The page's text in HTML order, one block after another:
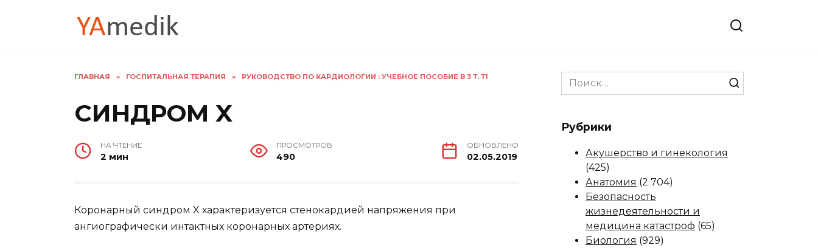
ГЛАВНАЯ » ГОСПИТАЛЬНАЯ ТЕРАПИЯ » РУКОВОДСТВО ПО КАРДИОЛОГИИ : УЧЕБНОЕ ПОСОБИЕ В 3 Т. Т1
СИНДРОМ X
НА ЧТЕНИЕ
2 мин
ПРОСМОТРОВ
490
ОБНОВЛЕНО
02.05.2019
Коронарный синдром X характеризуется стенокардией напряжения при
ангиографически интактных коронарных артериях.
Search
for:
Рубрики
Акушерство и гинекология
(425)
Анатомия (2 704)
Безопасность
жизнедеятельности и
медицина катастроф (65)
Биология (929)